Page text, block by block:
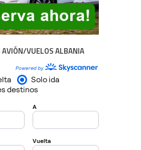
AVIÓN/VUELOS ALBANIA